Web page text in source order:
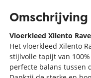
Omschrijving
Vloerkleed Xilento
Het vloerkleed Xilento
stijlvolle tapijt van
perfecte balans tussen